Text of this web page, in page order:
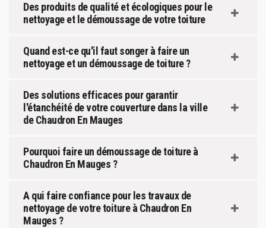
Des produits de qualité et écologiques pour le
nettoyage et le démoussage de votre toiture
Quand est-ce qu'il faut songer à faire un
nettoyage et un démoussage de toiture ?
Des solutions efficaces pour garantir
l'étanchéité de votre couverture dans la ville
de Chaudron En Mauges
Pourquoi faire un démoussage de toiture à
Chaudron En Mauges ?
A qui faire confiance pour les travaux de
nettoyage de votre toiture à Chaudron En
Mauges ?